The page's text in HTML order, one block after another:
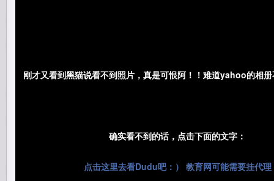
刚才又看到黑猫说看不到照片，真是可恨阿！！难道yahoo的相
确实看不到的话，点击下面的文字：
点击这里去看Dudu吧：） 教育网可能需要挂代理